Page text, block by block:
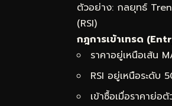
ตัวอย่าง: กลยุทธ์
(RSI)
กฎการเข้าเทรด
ราคาอยู่เหนือเส้น
RSI อยู่เหนือระดับ
เข้าซื้อเมื่อราคาย่อ